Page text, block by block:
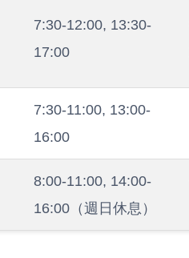
7:30-12:00, 13:30-
17:00
7:30-11:00, 13:00-
16:00
8:00-11:00, 14:00-
16:00（週日休息）